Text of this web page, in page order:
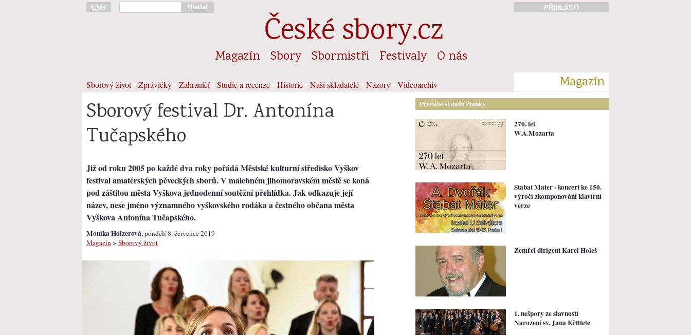
ENG Hledat PŘIHLÁSIT
České sbory.cz
Magazín Sbory Sbormistři Festivaly O nás
Sborový život• Zprávičky Zahraničí• Studie a recenze Historie Naši skladatelé Názory Videoarchiv Magazín
Sborový festival Dr. Antonína
Tučapského
Již od roku 2005 po každé dva roky pořádá Městské kulturní středisko Vyškov
festival amatérských pěveckých sborů. V malebném jihomoravském městě se koná
pod záštitou města Vyškova jednodenní soutěžní přehlídka. Jak odkazuje její
název, nese jméno významného vyškovského rodáka a čestného občana města
Vyškova Antonína Tučapského.
Monika Holzerová, pondělí 8. července 2019
Magazín > Sborový život
Přečtěte si další články
270. let
W.A.Mozarta
Stabat Mater - koncert ke 150.
výročí zkomponování klavírní
verze
Zemřel dirigent Karel Holeš
1. nešpory ze slavnosti
Narození sv. Jana Křtitele